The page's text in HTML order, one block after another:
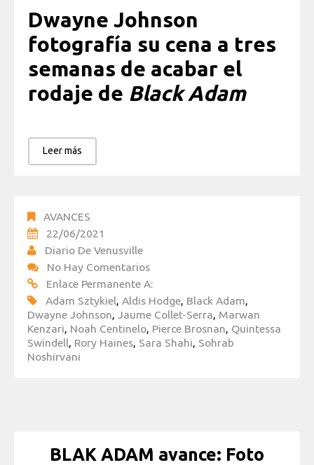
Dwayne Johnson
fotografía su cena a tres
semanas de acabar el
rodaje de Black Adam
Leer más
AVANCES
22/06/2021
Diario De Venusville
No Hay Comentarios
Enlace Permanente A:
Adam Sztykiel, Aldis Hodge, Black Adam,
Dwayne Johnson, Jaume Collet-Serra, Marwan
Kenzari, Noah Centinelo, Pierce Brosnan, Quintessa
Swindell, Rory Haines, Sara Shahi, Sohrab
Noshirvani
BLAK ADAM avance: Foto